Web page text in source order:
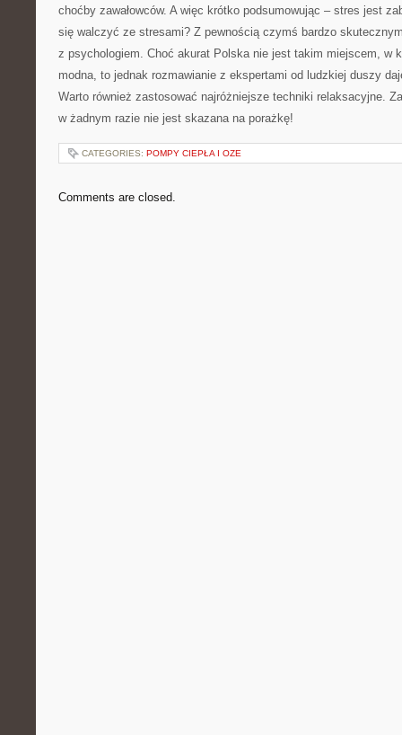
choćby zawałowców. A więc krótko podsumowując – stres jest
się walczyć ze stresami? Z pewnością czymś bardzo
z psychologiem. Choć akurat Polska nie jest takim miejscem, w
modna, to jednak rozmawianie z ekspertami od ludzkiej duszy
Warto również zastosować najróżniejsze techniki relaksacyjne.
w żadnym razie nie jest skazana na porażkę!
CATEGORIES: POMPY CIEPŁA I OZE
Comments are closed.